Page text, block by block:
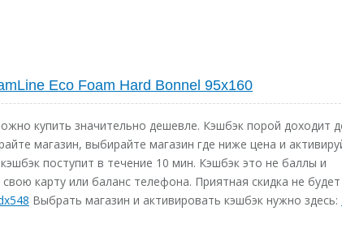
Eco Foam Hard Bonnel 95x160
купить значительно дешевле. Кэшбэк порой доходит
магазин, выбирайте магазин где ниже цена и
поступит в течение 10 мин. Кэшбэк это не баллы и
карту или баланс телефона. Приятная скидка не будет
Выбрать магазин и активировать кэшбэк нужно здесь: